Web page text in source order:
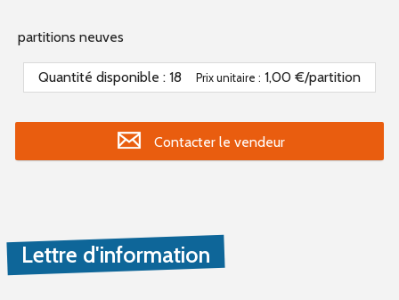
partitions neuves
Quantité disponible : 18 Prix unitaire : 1,00 €/partition
Contacter le vendeur
Lettre d'information